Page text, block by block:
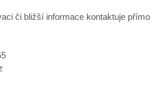
či bližší informace kontaktuje přímo